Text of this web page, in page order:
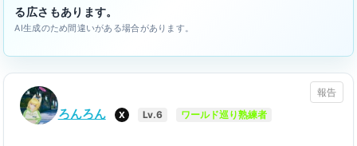
る広さもあります。
AI生成のため間違いがある場合があります。
報告
ろんろん X Lv.6 ワールド巡り熟練者